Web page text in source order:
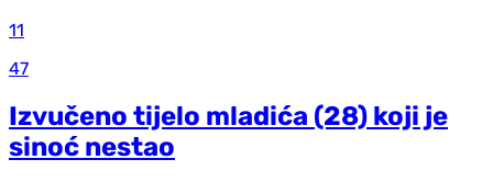
11
47
Izvučeno tijelo mladića (28) koji je
sinoć nestao